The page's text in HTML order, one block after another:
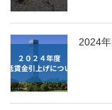
2024